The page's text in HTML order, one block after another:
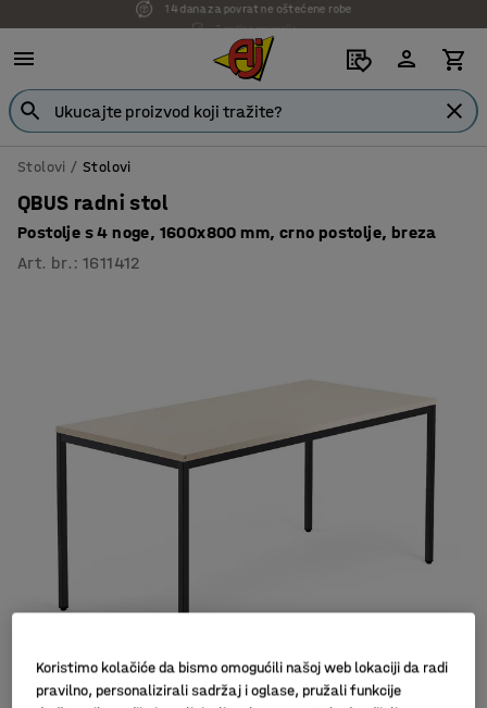
7 godina garancije
Stolovi Stolovi
QBUS radni stol
Postolje s 4 noge, 1600x800 mm, crno postolje, breza
Art. br. :1611412
Koristimo kolačiće da bismo omogućili našoj web lokaciji da radi
pravilno, personalizirali sadržaj i oglase, pružali funkcije